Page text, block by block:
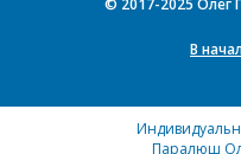
© 2017-2025 Олег
В
Паралюш